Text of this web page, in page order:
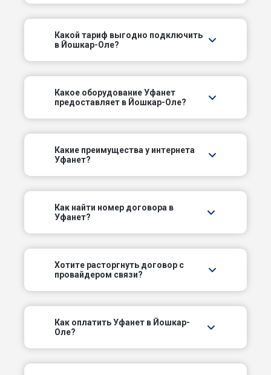
Первомайский пер
Пионерский пер
Прибрежный пр-д
Пролетарский пер
Профсоюзный проезд
Северный пер
Какой тариф выгодно подключить
в Йошкар-Оле?
Какое оборудование Уфанет
предоставляет в Йошкар-Оле?
Какие преимущества у интернета
Уфанет?
Как найти номер договора в
Уфанет?
Хотите расторгнуть договор с
провайдером связи?
Как оплатить Уфанет в Йошкар-
Оле?